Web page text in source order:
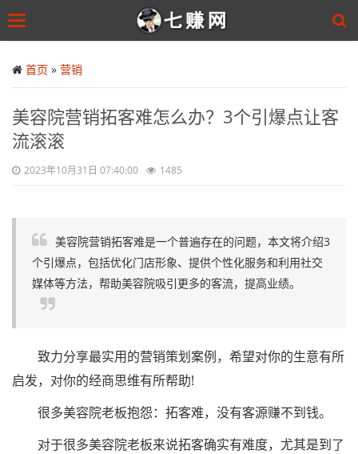
to
main
Toggle
首页 » 营销
美容院营销拓客难怎么办？3个引爆点让客
流滚滚
2023年10月31日 07:40:00 1485
美容院营销拓客难是一个普遍存在的问题，本文将介绍3
个引爆点，包括优化门店形象、提供个性化服务和利用社交
媒体等方法，帮助美容院吸引更多的客流，提高业绩。
致力分享最实用的营销策划案例，希望对你的生意有所
启发，对你的经商思维有所帮助!
很多美容院老板抱怨：拓客难，没有客源赚不到钱。
对于很多美容院老板来说拓客确实有难度，尤其是到了